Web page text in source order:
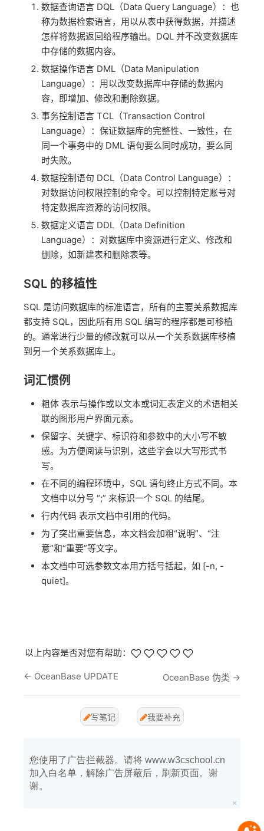
数据查询语言 DQL（Data Query Language）：也
称为数据检索语言，用以从表中获得数据，并描述
怎样将数据返回给程序输出。DQL 并不改变数据库
中存储的数据内容。
数据操作语言 DML（Data Manipulation
Language）：用以改变数据库中存储的数据内
容，即增加、修改和删除数据。
事务控制语言 TCL（Transaction Control
Language）：保证数据库的完整性、一致性，在
同一个事务中的 DML 语句要么同时成功，要么同
时失败。
数据控制语句 DCL（Data Control Language）：
对数据访问权限控制的命令。可以控制特定账号对
特定数据库资源的访问权限。
数据定义语言 DDL（Data Definition
Language）：对数据库中资源进行定义、修改和
删除，如新建表和删除表等。
SQL 的移植性
SQL 是访问数据库的标准语言，所有的主要关系数据库
都支持 SQL，因此所有用 SQL 编写的程序都是可移植
的。通常进行少量的修改就可以从一个关系数据库移植
到另一个关系数据库上。
词汇惯例
粗体 表示与操作或以文本或词汇表定义的术语相关
联的图形用户界面元素。
保留字、关键字、标识符和参数中的大小写不敏
感。为方便阅读与识别，这些字会以大写形式书
写。
在不同的编程环境中，SQL 语句终止方式不同。本
文档中以分号 “;” 来标识一个 SQL 的结尾。
行内代码 表示文档中引用的代码。
为了突出重要信息，本文档会加粗“说明”、“注
意”和“重要”等文字。
本文档中可选参数文本用方括号括起，如 [-n, -
quiet]。
以上内容是否对您有帮助：
← OceanBase UPDATE OceanBase 伪类 →
写笔记 我要补充
您使用了广告拦截器。请将 www.w3cschool.cn
加入白名单，解除广告屏蔽后，刷新页面。谢
谢。